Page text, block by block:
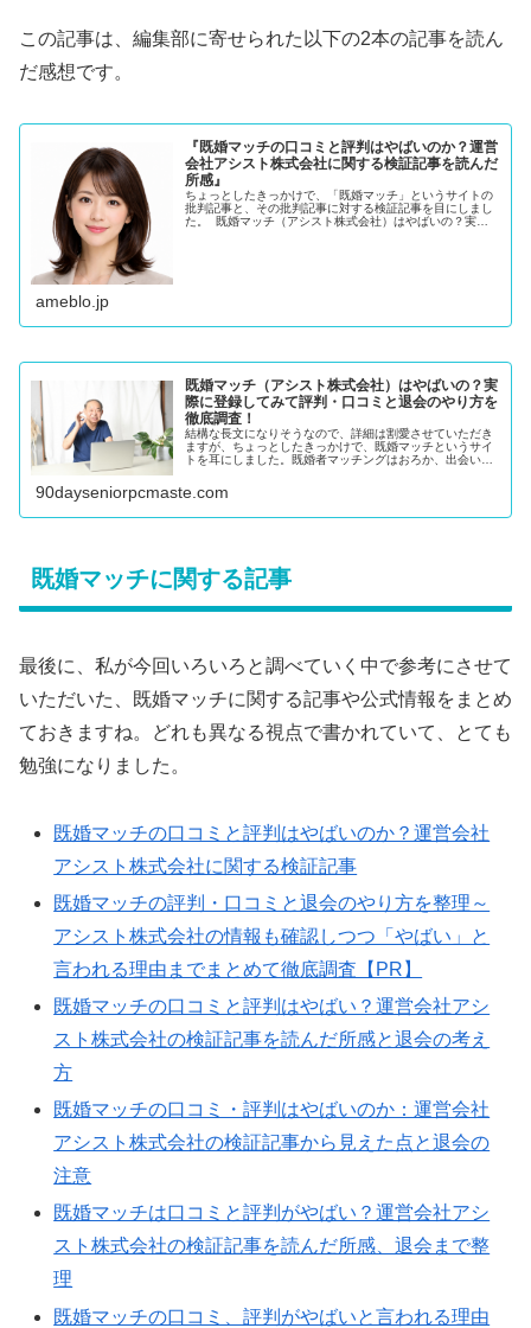
この記事は、編集部に寄せられた以下の2本の記事を読ん
だ感想です。
『既婚マッチの口コミと評判はやばいのか？運営
会社アシスト株式会社に関する検証記事を読んだ
所感』
ちょっとしたきっかけで、「既婚マッチ」というサイトの
批判記事と、その批判記事に対する検証記事を目にしまし
た。 既婚マッチ（アシスト株式会社）はやばいの？実
ameblo.jp
既婚マッチ（アシスト株式会社）はやばいの？実
際に登録してみて評判・口コミと退会のやり方を
徹底調査！
結構な長文になりそうなので、詳細は割愛させていただき
ますが、ちょっとしたきっかけで、既婚マッチというサイ
トを耳にしました。既婚者マッチングはおろか、出会い系
90dayseniorpcmaste.com
既婚マッチに関する記事
最後に、私が今回いろいろと調べていく中で参考にさせて
いただいた、既婚マッチに関する記事や公式情報をまとめ
ておきますね。どれも異なる視点で書かれていて、とても
勉強になりました。
既婚マッチの口コミと評判はやばいのか？運営会社
アシスト株式会社に関する検証記事
既婚マッチの評判・口コミと退会のやり方を整理～
アシスト株式会社の情報も確認しつつ「やばい」と
言われる理由までまとめて徹底調査【PR】
既婚マッチの口コミと評判はやばい？運営会社アシ
スト株式会社の検証記事を読んだ所感と退会の考え
方
既婚マッチの口コミ・評判はやばいのか：運営会社
アシスト株式会社の検証記事から見えた点と退会の
注意
既婚マッチは口コミと評判がやばい？運営会社アシ
スト株式会社の検証記事を読んだ所感、退会まで整
理
既婚マッチの口コミ、評判がやばいと言われる理由